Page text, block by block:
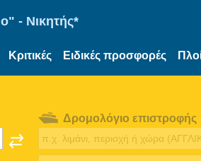
- Νικητής*
Κριτικές Ειδικές προσφορές
Δρομολόγιο επιστροφής